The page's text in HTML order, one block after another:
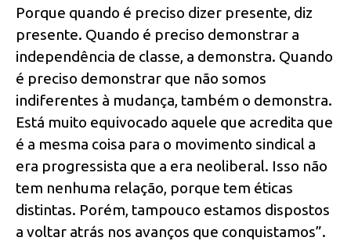
Porque quando é preciso dizer presente, diz
presente. Quando é preciso demonstrar a
independência de classe, a demonstra. Quando
é preciso demonstrar que não somos
indiferentes à mudança, também o demonstra.
Está muito equivocado aquele que acredita que
é a mesma coisa para o movimento sindical a
era progressista que a era neoliberal. Isso não
tem nenhuma relação, porque tem éticas
distintas. Porém, tampouco estamos dispostos
a voltar atrás nos avanços que conquistamos”.